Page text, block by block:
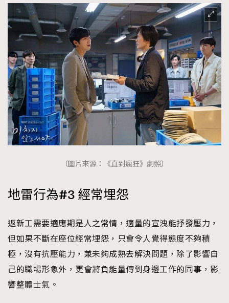
（圖片來源：《直到瘋狂》劇照）
地雷行為#3 經常埋怨
返新工需要適應期是人之常情，適量的宣洩能抒發壓力，
但如果不斷在座位經常埋怨，只會令人覺得態度不夠積
極，沒有抗壓能力，兼未夠成熟去解決問題，除了影響自
己的職場形象外，更會將負能量傳到身邊工作的同事，影
響整體士氣。